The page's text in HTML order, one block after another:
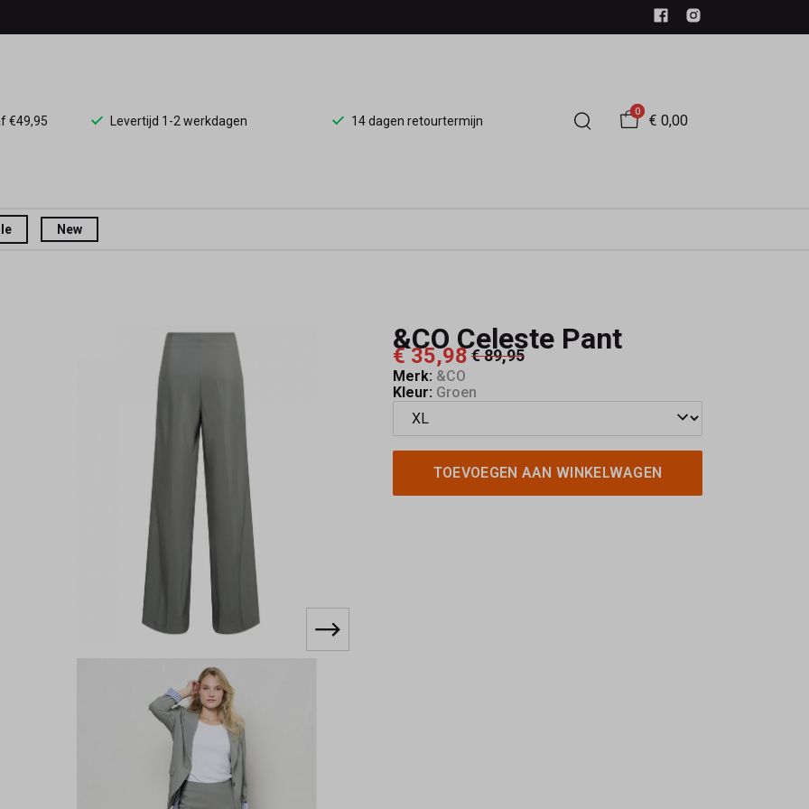
€49,95 Levertijd 1-2 werkdagen 14 dagen retourtermijn
0
€ 0,00
New
&CO Celeste Pant
€ 35,98€ 89,95
Merk: &CO
Kleur: Groen
TOEVOEGEN AAN WINKELWAGEN